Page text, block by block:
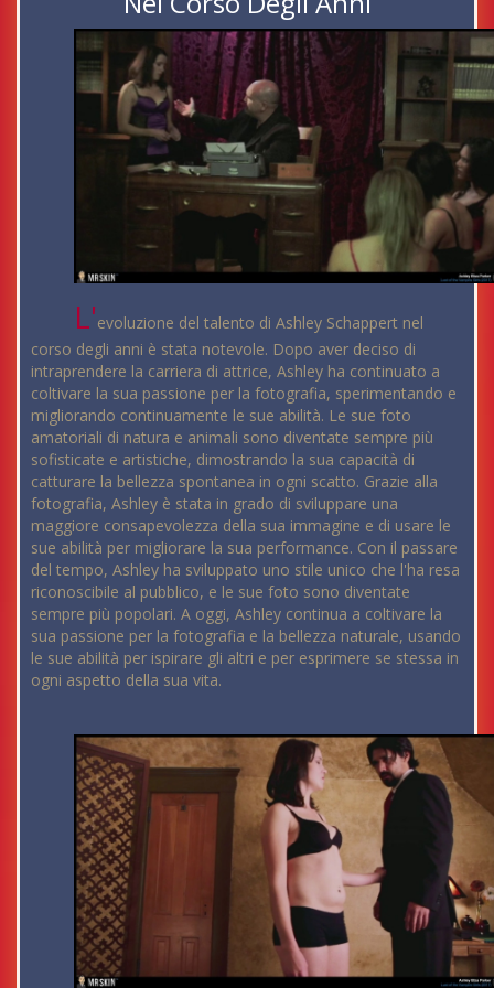
L'evoluzione del talento di Ashley Schappert nel
corso degli anni è stata notevole. Dopo aver deciso di
intraprendere la carriera di attrice, Ashley ha continuato a
coltivare la sua passione per la fotografia, sperimentando e
migliorando continuamente le sue abilità. Le sue foto
amatoriali di natura e animali sono diventate sempre più
sofisticate e artistiche, dimostrando la sua capacità di
catturare la bellezza spontanea in ogni scatto. Grazie alla
fotografia, Ashley è stata in grado di sviluppare una
maggiore consapevolezza della sua immagine e di usare le
sue abilità per migliorare la sua performance. Con il passare
del tempo, Ashley ha sviluppato uno stile unico che l'ha resa
riconoscibile al pubblico, e le sue foto sono diventate
sempre più popolari. A oggi, Ashley continua a coltivare la
sua passione per la fotografia e la bellezza naturale, usando
le sue abilità per ispirare gli altri e per esprimere se stessa in
ogni aspetto della sua vita.